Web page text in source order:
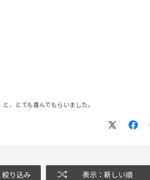
、とても喜んでもらいました。
絞り込み 表示：新しい順